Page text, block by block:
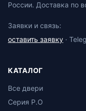
России. Доставка по
Заявки и связь:
оставить заявку ·
КАТАЛОГ
Все двери
Серия P.O